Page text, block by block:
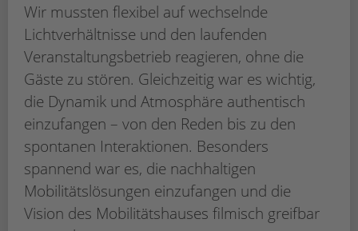
Wir mussten flexibel auf wechselnde
Lichtverhältnisse und den laufenden
Veranstaltungsbetrieb reagieren, ohne die
Gäste zu stören. Gleichzeitig war es wichtig,
die Dynamik und Atmosphäre authentisch
einzufangen – von den Reden bis zu den
spontanen Interaktionen. Besonders
spannend war es, die nachhaltigen
Mobilitätslösungen einzufangen und die
Vision des Mobilitätshauses filmisch greifbar